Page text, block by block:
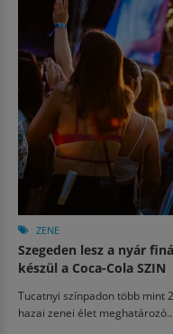
ZENE
Szegeden lesz a nyár
készül a Coca-Cola SZIN
Tucatnyi színpadon több mint
hazai zenei élet meghatározó...